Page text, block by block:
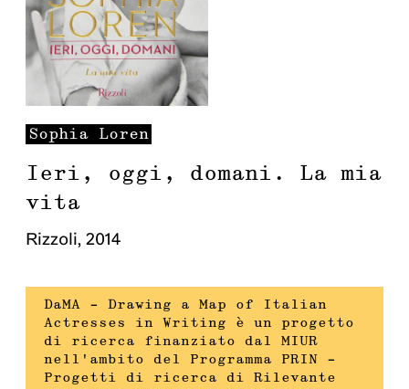
Sophia Loren
Ieri, oggi, domani. La mia
vita
Rizzoli, 2014
DaMA – Drawing a Map of Italian
Actresses in Writing è un progetto
di ricerca finanziato dal MIUR
nell’ambito del Programma PRIN –
Progetti di ricerca di Rilevante